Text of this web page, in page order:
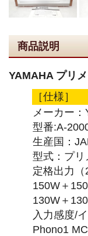
商品説明
YAMAHA プリ
［仕様］
メーカー
型番:A-
生産国：
型式：プ
定格出力（
150W＋
130W＋
入力感度/
Phono1